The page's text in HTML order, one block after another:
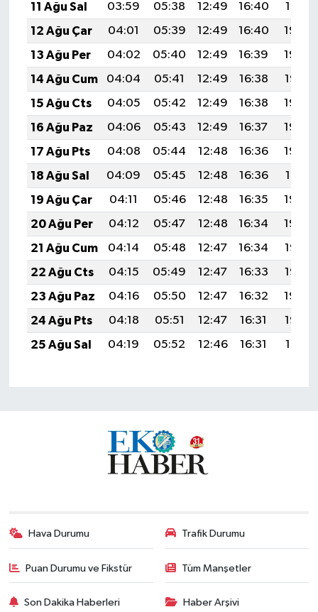
11 Ağu Sal
03:59 05:38 12:49 16:40
19:51
12 Ağu Çar
04:01 05:39 12:49 16:40
19:50
13 Ağu Per
04:02 05:40 12:49 16:39
19:48
14 Ağu Cum
04:04 05:41 12:49 16:38
19:47
15 Ağu Cts
04:05 05:42 12:49 16:38
19:46
16 Ağu Paz
04:06 05:43 12:49 16:37
19:44
17 Ağu Pts
04:08 05:44 12:48 16:36
19:43
18 Ağu Sal
04:09 05:45 12:48 16:36
19:41
19 Ağu Çar
04:11 05:46 12:48 16:35
19:40
20 Ağu Per
04:12 05:47 12:48 16:34
19:39
21 Ağu Cum
04:14 05:48 12:47 16:34
19:37
22 Ağu Cts
04:15 05:49 12:47 16:33
19:36
23 Ağu Paz
04:16 05:50 12:47 16:32
19:34
24 Ağu Pts
04:18 05:51 12:47 16:31
19:33
25 Ağu Sal
04:19 05:52 12:46 16:31 19:31
Hava Durumu Trafik Durumu
Puan Durumu ve Fikstür Tüm Manşetler
Son Dakika Haberleri Haber Arşivi